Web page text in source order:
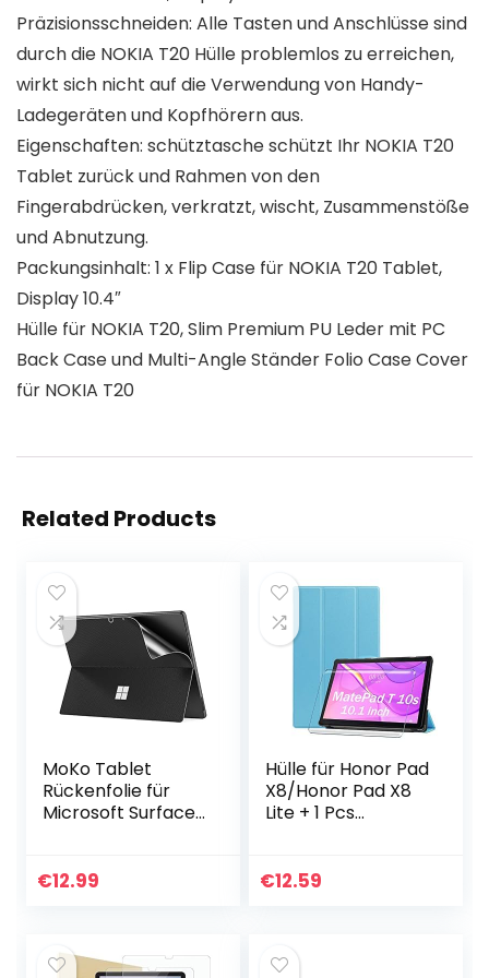
Präzisionsschneiden: Alle Tasten und Anschlüsse sind
durch die NOKIA T20 Hülle problemlos zu erreichen,
wirkt sich nicht auf die Verwendung von Handy-
Ladegeräten und Kopfhörern aus.
Eigenschaften: schütztasche schützt Ihr NOKIA T20
Tablet zurück und Rahmen von den
Fingerabdrücken, verkratzt, wischt, Zusammenstöße
und Abnutzung.
Packungsinhalt: 1 x Flip Case für NOKIA T20 Tablet,
Display 10.4″
Hülle für NOKIA T20, Slim Premium PU Leder mit PC
Back Case und Multi-Angle Ständer Folio Case Cover
für NOKIA T20
Related Products
MoKo Tablet
Rückenfolie für
Microsoft Surface
Touchscreen, PU
für Surface Pro 9/8
€12.99
Hülle für Honor Pad
X8/Honor Pad X8
Lite + 1 Pcs
X8/Honor Pad X8
€12.59